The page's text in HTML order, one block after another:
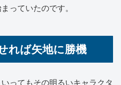
っていたのです。
れば矢地に勝機
ってもその明るいキャラクタ